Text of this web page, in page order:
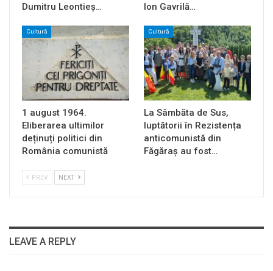
Dumitru Leontieș…
Ion Gavrilă…
Cultură
1 august 1964.
Eliberarea ultimilor
deținuți politici din
România comunistă
Cultură
La Sâmbăta de Sus,
luptătorii în Rezistența
anticomunistă din
Făgăraș au fost…
PREV NEXT
LEAVE A REPLY